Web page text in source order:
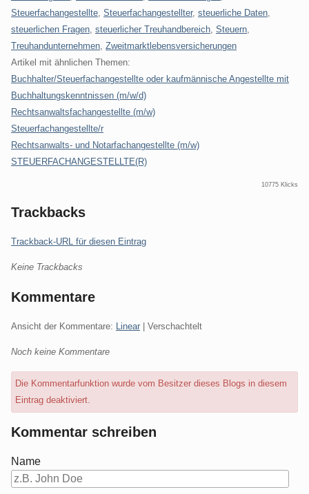
Steuerfachangestellte Steuerfachangestellter, steuerliche Daten
steuerlichen Fragen steuerlicher Treuhandbereich Steuern
Treuhandunternehmen Zweitmarktlebensversicherungen
Artikel mit ähnlichen Themen:
Buchhalter/Steuerfachangestellte oder kaufmännische Angestellte mit
Buchhaltungskenntnissen (m/w/d)
Rechtsanwaltsfachangestellte (m/w)
Steuerfachangestellte/r
Rechtsanwalts- und Notarfachangestellte (m/w)
STEUERFACHANGESTELLTE(R)
10775 Klicks
Trackbacks
Trackback-URL für diesen Eintrag
Keine Trackbacks
Kommentare
Ansicht der Kommentare: Linear | Verschachtelt
Noch keine Kommentare
Die Kommentarfunktion wurde vom Besitzer dieses Blogs in diesem
Eintrag deaktiviert.
Kommentar schreiben
Name